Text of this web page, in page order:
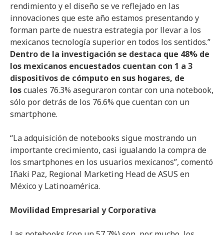
rendimiento y el diseño se ve reflejado en las
innovaciones que este año estamos presentando y
forman parte de nuestra estrategia por llevar a los
mexicanos tecnología superior en todos los sentidos.”
Dentro de la investigación se destaca que 48% de
los mexicanos encuestados cuentan con 1 a 3
dispositivos de cómputo en sus hogares, de
loscuales 76.3% aseguraron contar con una notebook,
sólo por detrás de los 76.6% que cuentan con un
smartphone.
“La adquisición de notebooks sigue mostrando un
importante crecimiento, casi igualando la compra de
los smartphones en los usuarios mexicanos”, comentó
Iñaki Paz, Regional Marketing Head de ASUS en
México y Latinoamérica.
Movilidad Empresarial y Corporativa